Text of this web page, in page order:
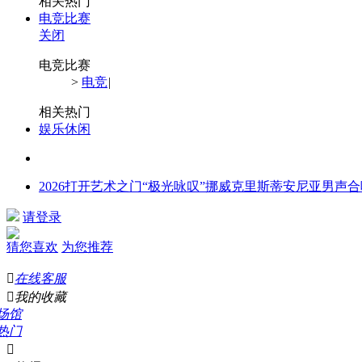
电竞比赛
关闭
电竞比赛
> 电竞|
相关热门
娱乐休闲
2026打开艺术之门“极光咏叹”挪威克里斯蒂安尼亚男声
请登录
猜您喜欢 为您推荐
在线客服
我的收藏
馆
门
